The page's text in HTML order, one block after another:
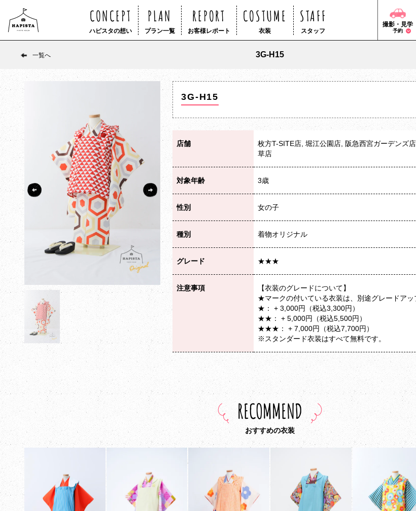
CONCEPT
ハピスタの想い
PLAN
プラン一覧
REPORT
お客様レポート
COSTUME
衣装
STAFF
スタッフ
撮影・見学
予約
一覧へ 3G-H15
3G-H15
店舗
枚方T-SITE店, 堀江公園店, 阪急西宮ガーデンズ
草店
対象年齢 3歳
性別 女の子
種別 着物オリジナル
グレード ★★★
注意事項
【衣装のグレードについて】
★マークの付いている衣装は、別途グレードアッ
★： + 3,000円（税込3,300円）
★★： + 5,000円（税込5,500円）
★★★： + 7,000円（税込7,700円）
※スタンダード衣装はすべて無料です。
RECOMMEND
おすすめの衣装